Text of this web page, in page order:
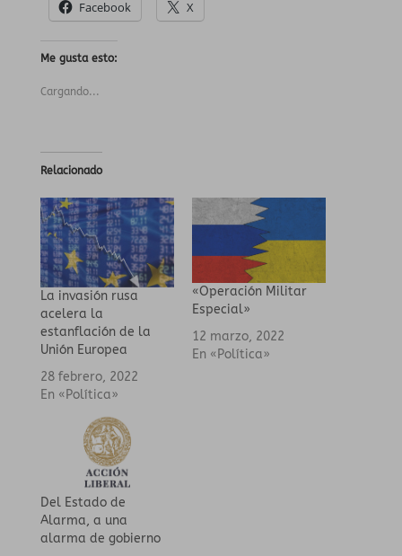
Facebook X
Me gusta esto:
Cargando...
Relacionado
La invasión rusa
acelera la
estanflación de la
Unión Europea
28 febrero, 2022
En «Política»
«Operación Militar
Especial»
12 marzo, 2022
En «Política»
Del Estado de
Alarma, a una
alarma de gobierno